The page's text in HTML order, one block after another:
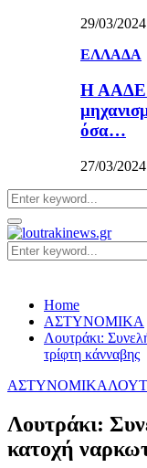
29/03/2024
ΕΛΛΑΔΑ
Η ΑΑΔΕ
όσα…
27/03/2024
Search
for:
Primary
Menu
Search
for:
Home
ΑΣΤΥΝΟΜΙΚΑ
Λουτράκι:
τρίφτη κάνναβης
ΑΣΤΥΝΟΜΙΚΑ
Λουτράκι:
κατοχή